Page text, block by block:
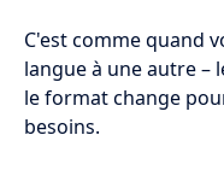
C'est comme quand
langue à une autre –
le format change
besoins.